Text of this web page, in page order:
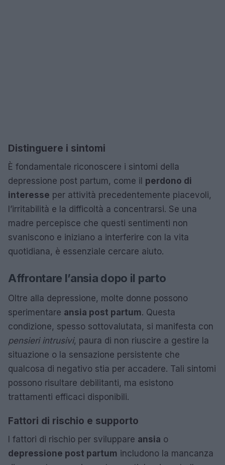
Distinguere i sintomi
È fondamentale riconoscere i sintomi della
depressione post partum, come il perdono di
interesse per attività precedentemente piacevoli,
l’irritabilità e la difficoltà a concentrarsi. Se una
madre percepisce che questi sentimenti non
svaniscono e iniziano a interferire con la vita
quotidiana, è essenziale cercare aiuto.
Affrontare l’ansia dopo il parto
Oltre alla depressione, molte donne possono
sperimentare ansia post partum. Questa
condizione, spesso sottovalutata, si manifesta con
pensieri intrusivi, paura di non riuscire a gestire la
situazione o la sensazione persistente che
qualcosa di negativo stia per accadere. Tali sintomi
possono risultare debilitanti, ma esistono
trattamenti efficaci disponibili.
Fattori di rischio e supporto
I fattori di rischio per sviluppare ansia o
depressione post partum includono la mancanza